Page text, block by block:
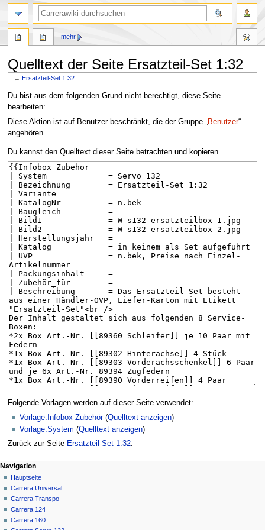
Quelltext der Seite Ersatzteil-Set 1:32
←Ersatzteil-Set 1:32
Zur
Navigation
springen
Zur
Suche
springen
Du bist aus dem folgenden Grund nicht berechtigt, diese Seite
bearbeiten:
Diese Aktion ist auf Benutzer beschränkt, die der Gruppe „Benutzer“
angehören.
Du kannst den Quelltext dieser Seite betrachten und kopieren.
Folgende Vorlagen werden auf dieser Seite verwendet:
Vorlage:Infobox Zubehör(Quelltext anzeigen)
Vorlage:System (Quelltext anzeigen)
Zurück zur Seite Ersatzteil-Set 1:32.
Navigationsmenü
Seitenaktionen
Seite
Diskussion
Lesen
Quelltext
anzeigen
mehr
Meine Werkzeuge
Anmelden
Navigation
Hauptseite
Carrera Universal
Carrera Transpo
Carrera 124
Carrera 160
Suche